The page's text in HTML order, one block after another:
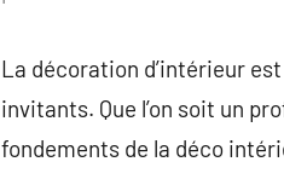
La décoration d’intérieur
invitants. Que l’on soit un
fondements de la déco